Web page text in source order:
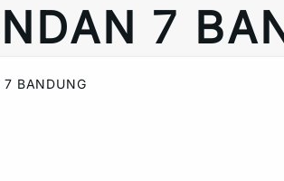
7
7 BANDUNG